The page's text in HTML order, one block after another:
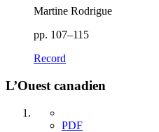
Martine Rodrigue
pp. 107–115
Record
L’Ouest canadien
PDF